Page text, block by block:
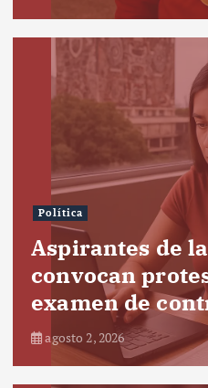
Política
Aspirantes de
convocan
examen de
agosto 2, 2026